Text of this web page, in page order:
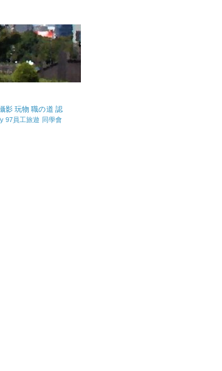
影 玩物 職の道 認
97員工旅遊 同學會